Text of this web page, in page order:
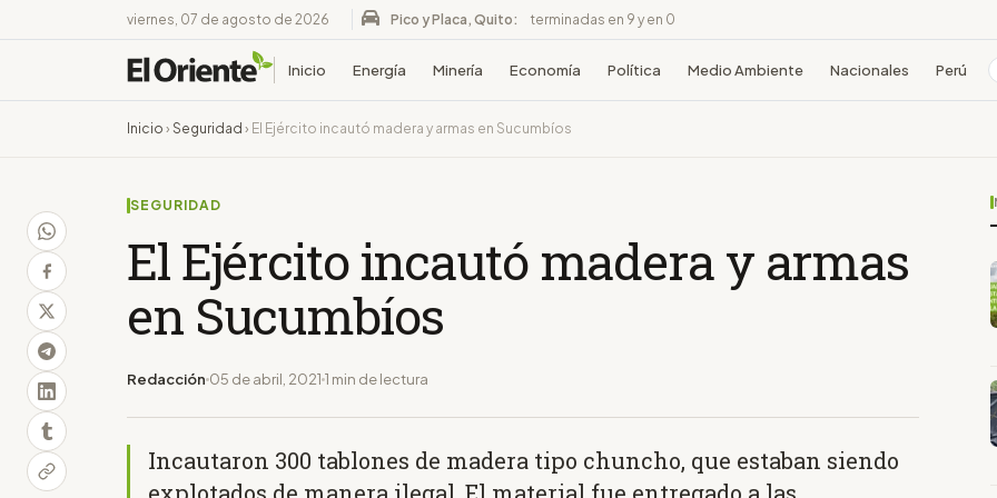
viernes, 07 de agosto de 2026 Pico y Placa, Quito: terminadas en 9 y en 0
Inicio Energía Minería Economía Política Medio Ambiente Nacionales Perú
Inicio › Seguridad › El Ejército incautó madera y armas en Sucumbíos
SEGURIDAD
El Ejército incautó madera y armas
en Sucumbíos
Redacción 05 de abril, 2021 1 min de lectura
Incautaron 300 tablones de madera tipo chuncho, que estaban siendo